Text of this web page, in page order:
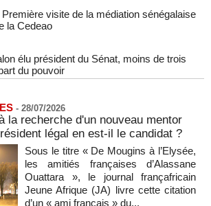
la Cedeao
du pouvoir
» entre les 2 pays
tuée par Israël : Amnesty France
pour crime de guerre
Ouattara accorde la grâce à 4.661
- 28/07/2026
la recherche d'un nouveau mentor
légal en est-il le candidat ?
Sous le titre « De Mougins à l’Elysée,
les amitiés françaises d’Alassane
Ouattara », le journal françafricain
Jeune Afrique (JA) livre cette citation
d’un « ami français » du...